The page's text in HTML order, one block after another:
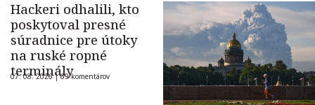
Hackeri odhalili, kto
poskytoval presné
súradnice pre útoky
na ruské ropné
terminály
07. 08. 2026 |69 komentárov